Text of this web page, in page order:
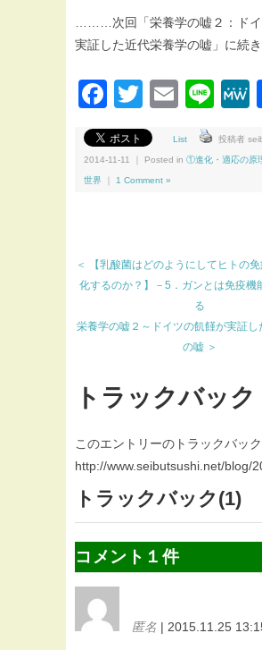
………次回「栄養学の嘘２：ドイ
実証した近代栄養学の嘘」に続き
Facebook
Twitter
Email
List 投稿者
2014-11-11 ｜ Posted in ①進化・適応の原
世界 1 Comment »
＜ 【乳酸菌はどのようにしてヒトの
化するのか？】－5．ガンとは免疫機
る
栄養学の嘘２～ドイツの飢饉が実証し
の嘘 ＞
トラックバック
このエントリーのトラックバッ
http://www.seibutsushi.net/blog/
トラックバック(1)
コメント１件
匿名 | 2015.11.25